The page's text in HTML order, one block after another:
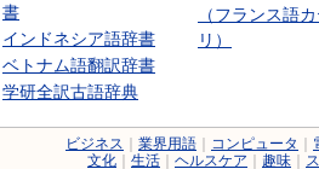
書
インドネシア語辞書
ベトナム語翻訳辞書
学研全訳古語辞典
（フランス語
リ）
ビジネス 業界用語 コンピュータ
文化
生活 ヘルスケア 趣味